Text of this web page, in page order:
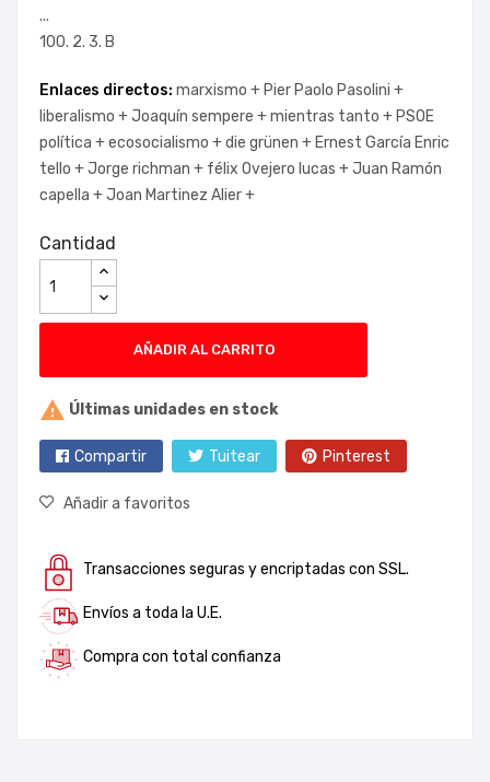
...
100. 2. 3. B
Enlaces directos: marxismo + Pier Paolo Pasolini +
liberalismo +Joaquín sempere +mientras tanto + PSOE
política +ecosocialismo +die grünen + Ernest García Enric
tello +Jorge richman + félix Ovejero lucas +Juan Ramón
capella +Joan Martinez Alier +
Cantidad
AÑADIR AL CARRITO
 Últimas unidades en stock
Compartir Tuitear Pinterest
Añadir a favoritos
Transacciones seguras y encriptadas con SSL.
Envíos a toda la U.E.
Compra con total confianza